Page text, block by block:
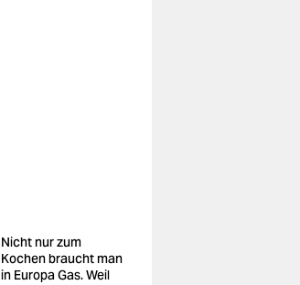
Nicht nur zum
Kochen braucht man
in Europa Gas. Weil